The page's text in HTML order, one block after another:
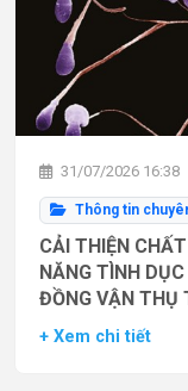
31/07/2026 16:38
Thông tin
CẢI THIỆN
NĂNG TÌNH
ĐỒNG VẬN THỤ
+ Xem chi tiết